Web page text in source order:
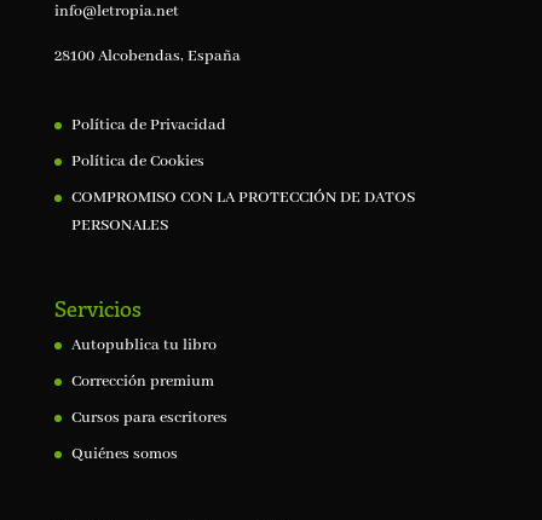
info@letropia.net
28100 Alcobendas, España
Política de Privacidad
Política de Cookies
COMPROMISO CON LA PROTECCIÓN DE DATOS
PERSONALES
Servicios
Autopublica tu libro
Corrección premium
Cursos para escritores
Quiénes somos